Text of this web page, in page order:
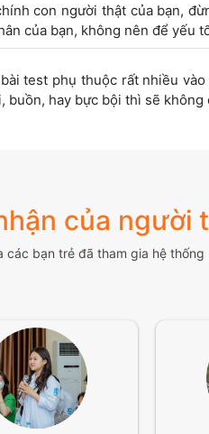
con người thật của bạn,
của bạn, không nên để yếu
test phụ thuộc rất nhiều
buồn, hay bực bội thì sẽ
của người
các bạn trẻ đã tham gia hệ